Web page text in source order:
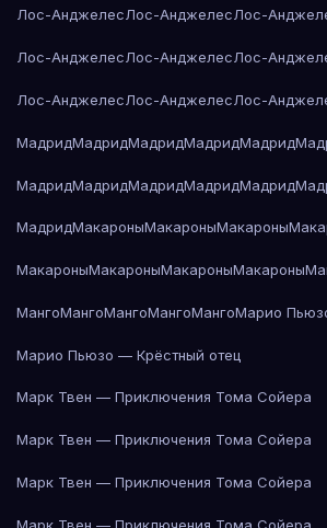
Лос-АнджелесЛос-АнджелесЛос-
Лос-АнджелесЛос-АнджелесЛос-
Лос-АнджелесЛос-АнджелесЛос-
МадридМадридМадридМадридМадрид
МадридМадридМадридМадридМадрид
МадридМакароныМакароныМакароны
МакароныМакароныМакароныМакароны
МангоМангоМангоМангоМангоМарио
Марио Пьюзо — Крёстный отец
Марк Твен — Приключения Тома Сойера
Марк Твен — Приключения Тома Сойера
Марк Твен — Приключения Тома Сойера
Марк Твен — Приключения Тома Сойера